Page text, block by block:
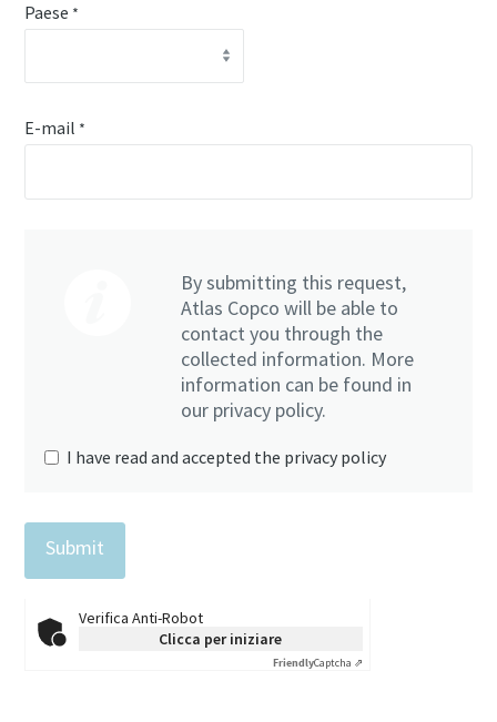
Paese *
E-mail *
By submitting this request,
Atlas Copco will be able to
contact you through the
collected information. More
information can be found in
our privacy policy.
I have read and accepted the privacy policy
Verifica Anti-Robot
Clicca per iniziare
FriendlyCaptcha ⇗